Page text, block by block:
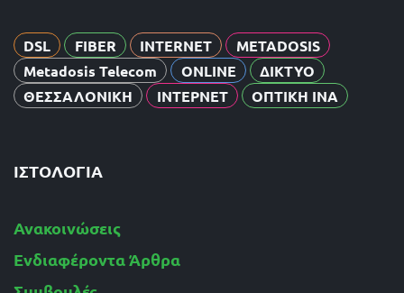
DSL FIBER INTERNET
METADOSIS
Metadosis Telecom
ONLINE
ΔΙΚΤΥΟ
ΘΕΣΣΑΛΟΝΙΚΗ
ΙΝΤΕΡΝΕΤ ΟΠΤΙΚΗ ΙΝΑ
ΙΣΤΟΛΌΓΙΑ
Ανακοινώσεις
Ενδιαφέροντα Άρθρα